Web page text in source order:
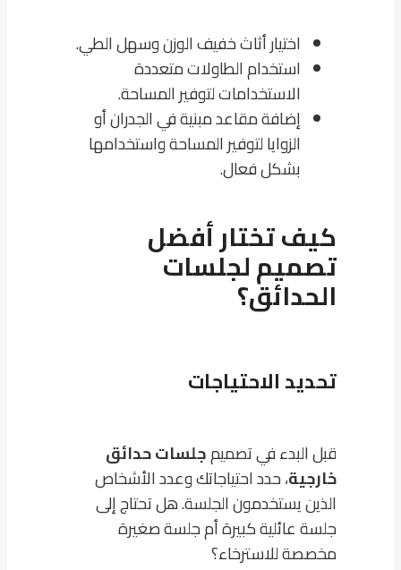
اختيار أثاث خفيف الوزن وسهل الطي.
استخدام الطاولات متعددة
الاستخدامات لتوفير المساحة.
إضافة مقاعد مبنية في الجدران أو
الزوايا لتوفير المساحة واستخدامها
بشكل فعال.
كيف تختار أفضل
تصميم لجلسات
الحدائق؟
تحديد الاحتياجات
قبل البدء في تصميمجلسات حدائق
خارجية، حدد احتياجاتك وعدد الأشخاص
الذين يستخدمون الجلسة. هل تحتاج إلى
جلسة عائلية كبيرة أم جلسة صغيرة
مخصصة للاسترخاء؟